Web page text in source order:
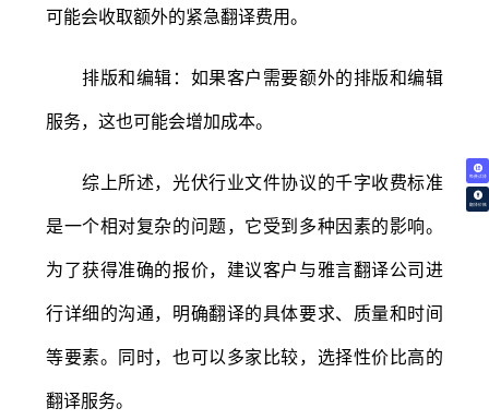
免费试译
翻译价格
可能会收取额外的紧急翻译费用。
排版和编辑：如果客户需要额外的排版和编辑
服务，这也可能会增加成本。
综上所述，光伏行业文件协议的千字收费标准
是一个相对复杂的问题，它受到多种因素的影响。
为了获得准确的报价，建议客户与雅言翻译公司进
行详细的沟通，明确翻译的具体要求、质量和时间
等要素。同时，也可以多家比较，选择性价比高的
翻译服务。